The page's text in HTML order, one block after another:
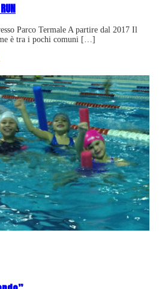
Parco Termale A partire dal 2017 Il
è tra i pochi comuni […]